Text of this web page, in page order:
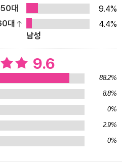
의 시선에서 읽기의 역사를 다룬
한 우리의 가정을 하나씩 무너뜨
읽
증이 보여주는 읽기와 이해의 역
진다면 *밋밋한 글자에서 색, 냄
_ 4장. 공감각: 심상과 읽기의 관
50대
9.4%
대
4.4%
남성
9.6
88.2%
8.8%
0%
2.9%
0%